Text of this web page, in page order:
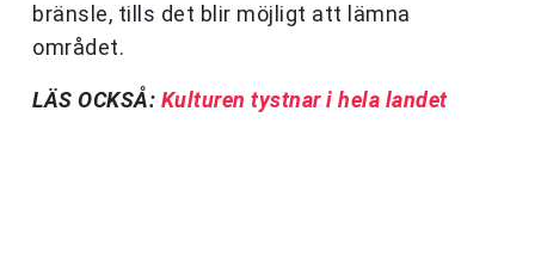
bränsle, tills det blir möjligt att lämna
området.
LÄS OCKSÅ: Kulturen tystnar i hela landet